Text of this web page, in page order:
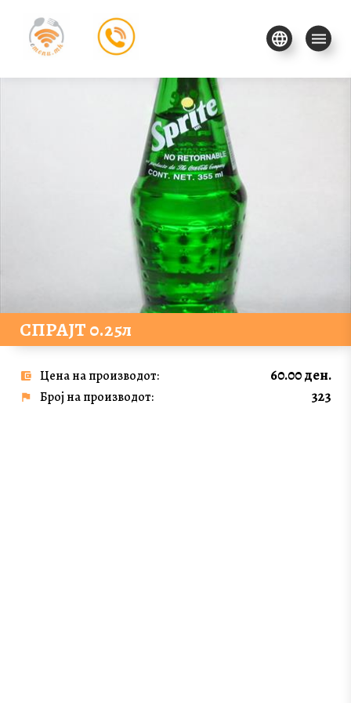
СПРАЈТ 0.25л
Цена на производот: 60.00 ден.
Број на производот: 323